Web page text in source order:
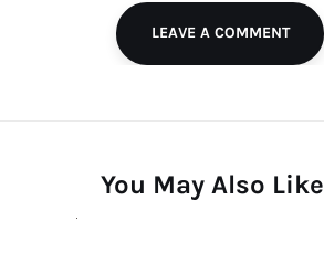
LEAVE A COMMENT
You May Also Like